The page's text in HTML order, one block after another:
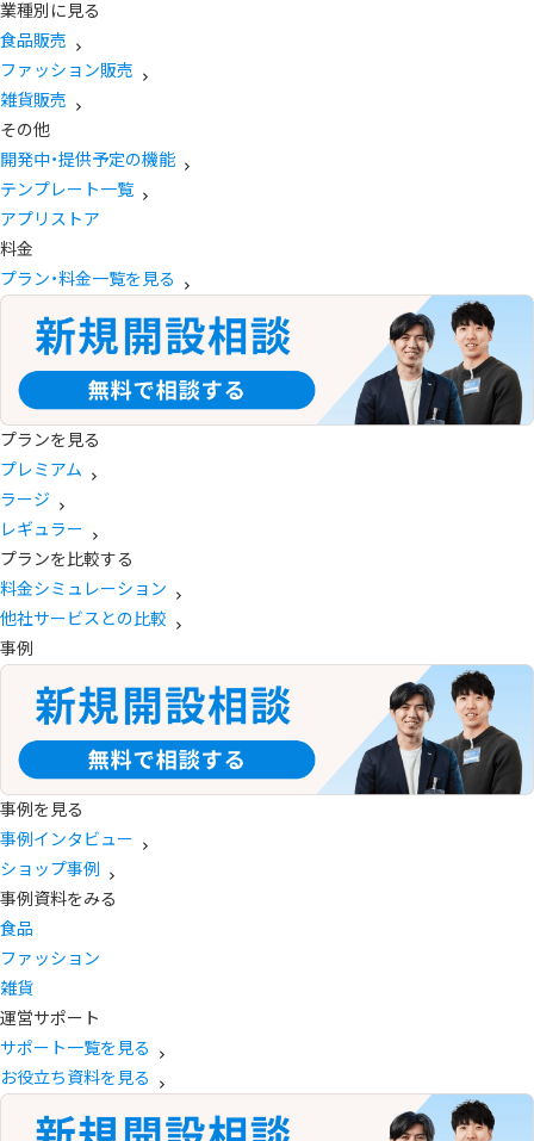
業種別に見る
食品販売
ファッション販売
雑貨販売
その他
開発中・提供予定の機能
テンプレート一覧
アプリストア
料金
プラン・料金一覧を見る
プランを見る
プレミアム
ラージ
レギュラー
プランを比較する
料金シミュレーション
他社サービスとの比較
事例
事例を見る
事例インタビュー
ショップ事例
事例資料をみる
食品
ファッション
雑貨
運営サポート
サポート一覧を見る
お役立ち資料を見る